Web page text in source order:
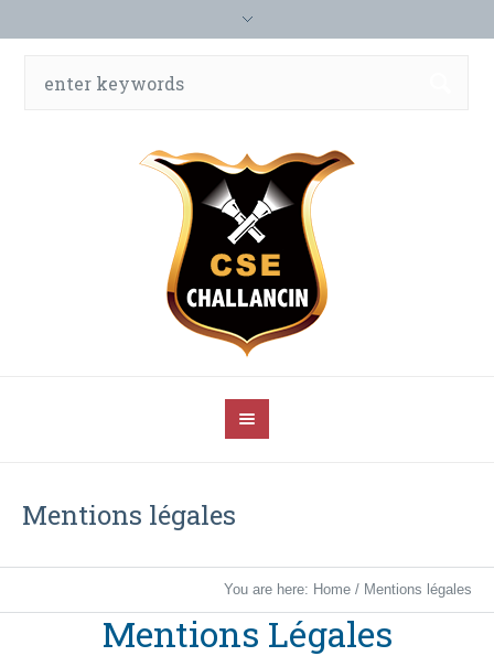
Mentions légales
You are here: Home / Mentions légales
Mentions Légales